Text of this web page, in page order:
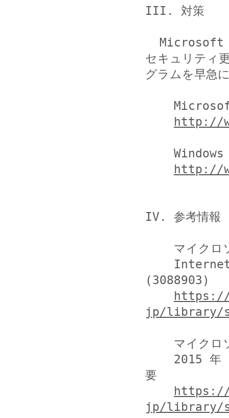
III. 対策
セキュリティ
グラムを早急
http://
http://
IV. 参考情報
(3088903)
https://
jp/library/
要
https://
jp/library/